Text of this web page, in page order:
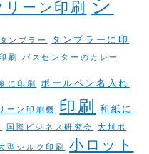
リーン印刷
タンブラー
タンブラーに印
刷 バスセンターのカレー
に印刷 ボールペン名入れ
ーン印刷機 印刷 和紙に
国際ビジネス研究会
大判ポ
型シルク印刷 小ロット